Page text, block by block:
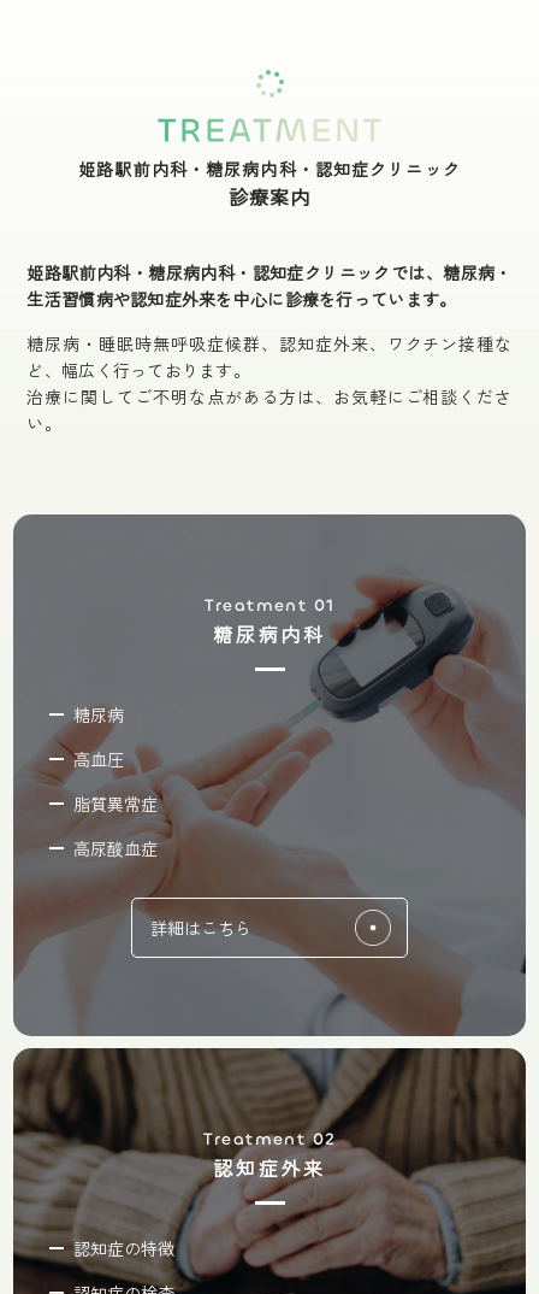
姫路駅前内科・糖尿病内科・認知症クリニック
診療案内
姫路駅前内科・糖尿病内科・認知症クリニックでは、糖尿病・
生活習慣病や認知症外来を中心に診療を行っています。
糖尿病・睡眠時無呼吸症候群、認知症外来、ワクチン接種な
ど、幅広く行っております。
治療に関してご不明な点がある方は、お気軽にご相談くださ
い。
Treatment 01
糖尿病内科
糖尿病
高血圧
脂質異常症
高尿酸血症
詳細はこちら
Treatment 02
認知症外来
認知症の特徴